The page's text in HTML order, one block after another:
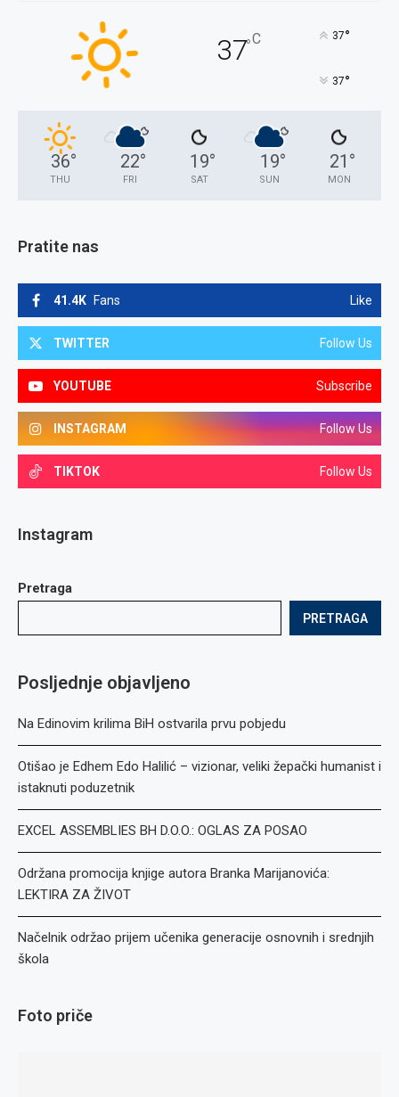
37°C 37°
37°
36°
THU
22°
FRI
19°
SAT
19°
SUN
21 °
MON
Pratite nas
41.4K Fans Like
TWITTER Follow Us
YOUTUBE Subscribe
INSTAGRAM Follow Us
TIKTOK Follow Us
Instagram
Pretraga
PRETRAGA
Posljednje objavljeno
Na Edinovim krilima BiH ostvarila prvu pobjedu
Otišao je Edhem Edo Halilić – vizionar, veliki žepački humanist i
istaknuti poduzetnik
EXCEL ASSEMBLIES BH D.O.O.: OGLAS ZA POSAO
Održana promocija knjige autora Branka Marijanovića:
LEKTIRA ZA ŽIVOT
Načelnik održao prijem učenika generacije osnovnih i srednjih
škola
Foto priče